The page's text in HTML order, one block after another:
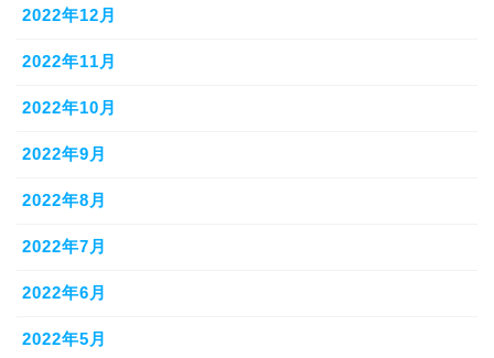
2022年12月
2022年11月
2022年10月
2022年9月
2022年8月
2022年7月
2022年6月
2022年5月